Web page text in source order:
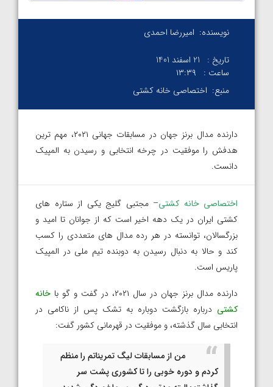
نویسنده: امیررضا احمدی
تاریخ :
21 اسفند 1401
ساعت :
۱۳:۳۹
منبع: اختصاصی خانه کشتی
دارنده مدال برنز جهان در مسابقات جهانی ۲۰۲۱، مهم ترین
هدفش را موفقیت در چرخه انتخابی و رسیدن به المپیک
دانست.
اختصاصی خانه کشتی– مجتبی گلیج یکی از ستاره های
کشتی ایران در یک دهه اخیر است که از جوانان تا امید و
بزرگسالان، توانسته در هر رده مدال های متعددی را کسب
کند و حالا به دنبال رسیدن به دوبنده تیم ملی در المپیک
پاریس است.
دارنده مدال برنز جهان در سال ۲۰۲۱، در گفت و گو با
خانه
کشتی درباره بازگشت دوباره به تشک پس از ناکامی در
انتخابی سال گذشته، و موفقیت در قهرمانی کشور گفت:
من از مسابقات لیگ تمریناتم را منظم
کردم و دوره خوبی را تا کشوری پشت سر